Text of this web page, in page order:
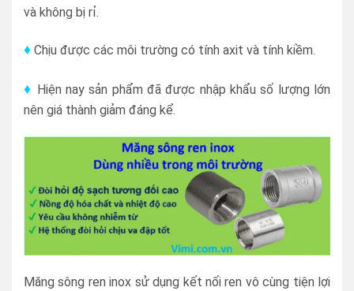
và không bị rỉ.
♦ Chịu được các môi trường có tính axit và tính kiềm.
♦ Hiện nay sản phẩm đã được nhập khẩu số lượng lớn
nên giá thành giảm đáng kể.
Măng sông ren inox sử dụng kết nối ren vô cùng tiện lợi